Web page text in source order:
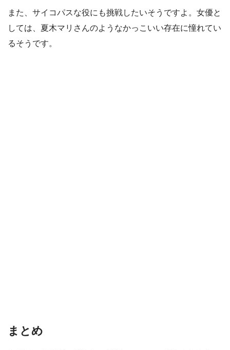
また、サイコパスな役にも挑戦したいそうですよ。女優と
しては、夏木マリさんのようなかっこいい存在に憧れてい
るそうです。
まとめ